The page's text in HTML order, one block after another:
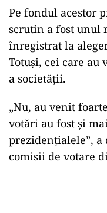
Pe fondul acestor
scrutin a fost unul
înregistrat la
Totuși, cei care
a societății.
„Nu, au venit
votări au fost și
prezidențialele”, a
comisii de votare